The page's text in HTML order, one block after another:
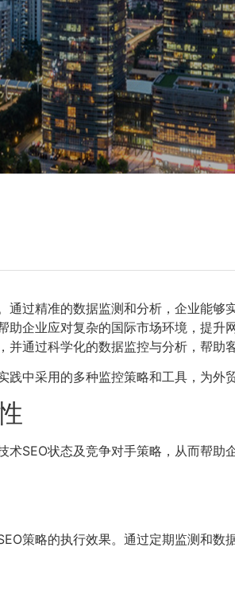
过精准的数据监测和分析，企业能够
企业应对复杂的国际市场环境，提
通过科学化的数据监控与分析，帮助
中采用的多种监控策略和工具，为外
SEO状态及竞争对手策略，从而帮
策略的执行效果。通过定期监测和数